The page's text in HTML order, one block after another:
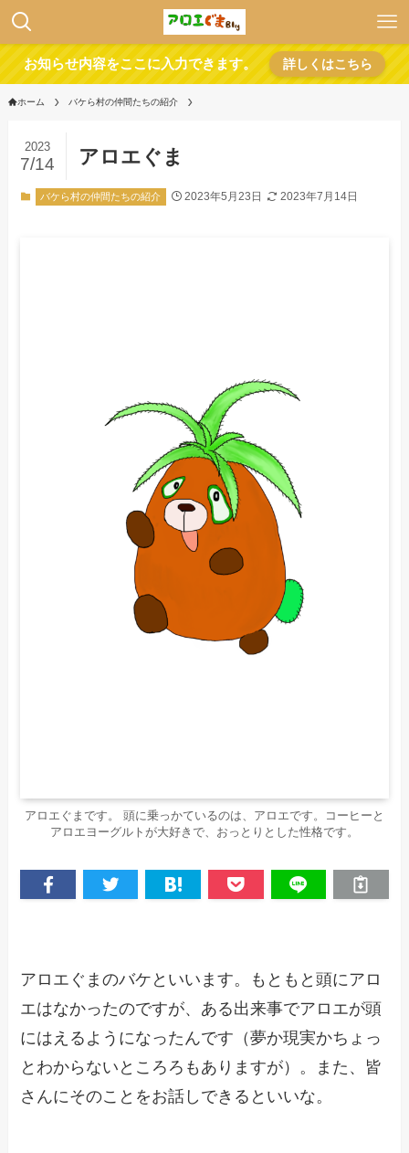
お知らせ内容をここに入力できます。 詳しくはこちら
ホーム バケら村の仲間たちの紹介
アロエぐま
2023
7/14
バケら村の仲間たちの紹介 2023年5月23日 2023年7月14日
アロエぐまです。 頭に乗っかているのは、アロエです。コーヒーと
アロエヨーグルトが大好きで、おっとりとした性格です。
アロエぐまのバケといいます。もともと頭にアロ
エはなかったのですが、ある出来事でアロエが頭
にはえるようになったんです（夢か現実かちょっ
とわからないところろもありますが）。また、皆
さんにそのことをお話しできるといいな。